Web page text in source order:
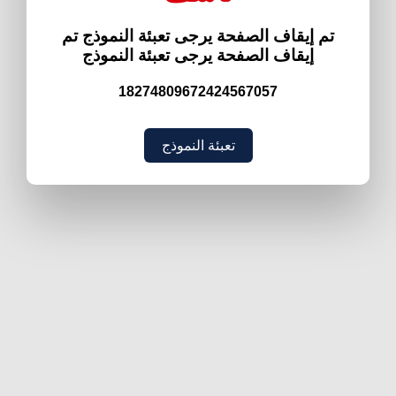
تم إيقاف الصفحة يرجى تعبئة النموذج تم
إيقاف الصفحة يرجى تعبئة النموذج
18274809672424567057
تعبئة النموذج